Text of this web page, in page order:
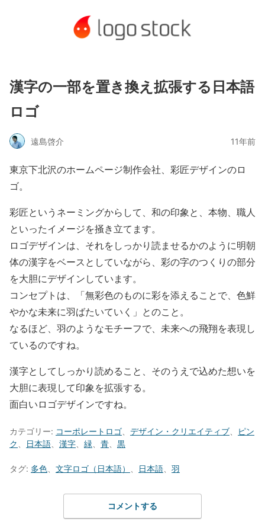
漢字の一部を置き換え拡張する日本語
ロゴ
遠島啓介 11年前
東京下北沢のホームページ制作会社、彩匠デザインのロ
ゴ。
彩匠というネーミングからして、和の印象と、本物、職人
といったイメージを掻き立てます。
ロゴデザインは、それをしっかり読ませるかのように明朝
体の漢字をベースとしていながら、彩の字のつくりの部分
を大胆にデザインしています。
コンセプトは、「無彩色のものに彩を添えることで、色鮮
やかな未来に羽ばたいていく」とのこと。
なるほど、羽のようなモチーフで、未来への飛翔を表現し
ているのですね。
漢字としてしっかり読めること、そのうえで込めた想いを
大胆に表現して印象を拡張する。
面白いロゴデザインですね。
カテゴリー: コーポレートロゴ デザイン・クリエイティブ
ピン
ク
日本語 漢字 緑 青 黒
タグ: 多色 文字ロゴ（日本語） 日本語 羽
コメントする